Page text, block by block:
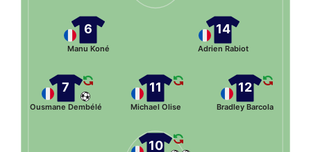
14
Adrien Rabiot
6
Manu Koné
12
Bradley Barcola
11
Michael Olise
7
Ousmane Dembélé
10